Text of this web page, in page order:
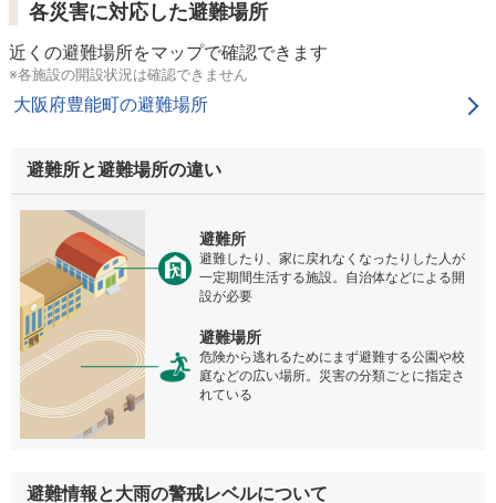
各災害に対応した避難場所
近くの避難場所をマップで確認できます
※各施設の開設状況は確認できません
大阪府豊能町の避難場所
避難所と避難場所の違い
避難所
避難したり、家に戻れなくなったりした人が
一定期間生活する施設。自治体などによる開
設が必要
避難場所
危険から逃れるためにまず避難する公園や校
庭などの広い場所。災害の分類ごとに指定さ
れている
避難情報と大雨の警戒レベルについて